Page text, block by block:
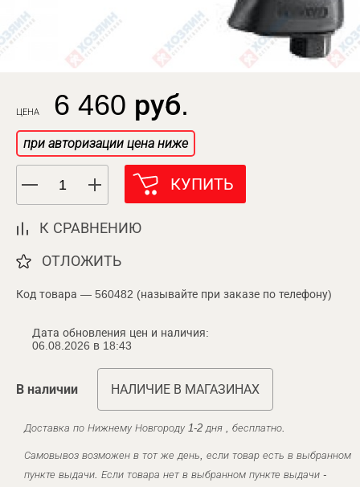
ЦЕНА 6 460 руб.
при авторизации цена ниже
КУПИТЬ
К СРАВНЕНИЮ
ОТЛОЖИТЬ
Код товара — 560482 (называйте при заказе по телефону)
Дата обновления цен и наличия:
06.08.2026 в 18:43
В наличии НАЛИЧИЕ В МАГАЗИНАХ
Доставка по Нижнему Новгороду 1-2 дня , бесплатно.
Самовывоз возможен в тот же день, если товар есть в выбранном
пункте выдачи. Если товара нет в выбранном пункте выдачи -